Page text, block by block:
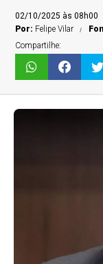
02/10/2025 às 08h00
Por: Felipe Vilar
Compartilhe: